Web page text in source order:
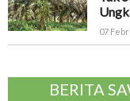
07
BERITA